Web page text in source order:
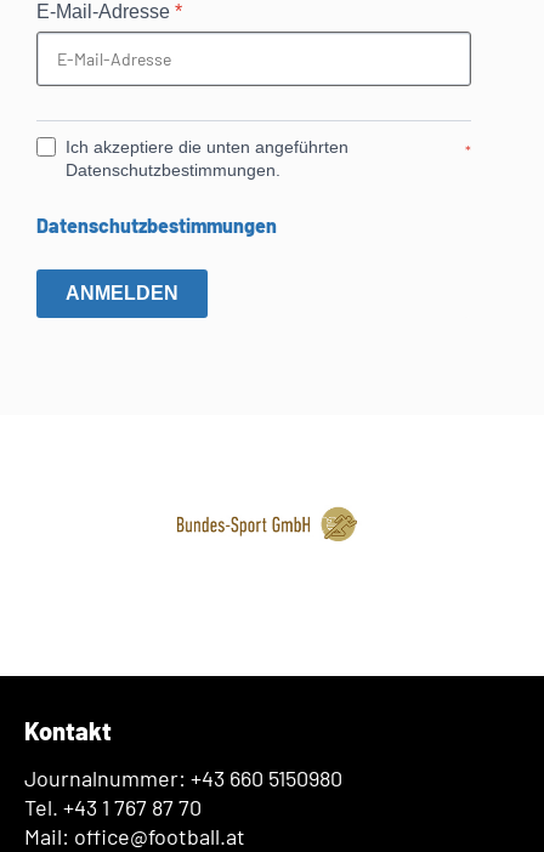
E-Mail-Adresse *
Ich akzeptiere die unten angeführten
Datenschutzbestimmungen.
*
Datenschutzbestimmungen
ANMELDEN
Kontakt
Journalnummer: +43 660 5150980
Tel. +43 1 767 87 70
Mail: office@football.at